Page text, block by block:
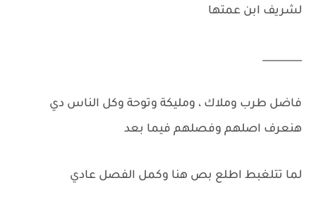
لشريف ابن عمتها
________
فاضل طرب وملاك ، ومليكة وتوحة وكل الناس دي
هنعرف اصلهم وفصلهم فيما بعد
لما تتلغبط اطلع بص هنا وكمل الفصل عادي